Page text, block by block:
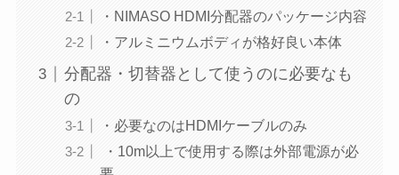
・NIMASO HDMI分配器のパッケージ内容
・アルミニウムボディが格好良い本体
分配器・切替器として使うのに必要なも
の
・必要なのはHDMIケーブルのみ
・10m以上で使用する際は外部電源が必